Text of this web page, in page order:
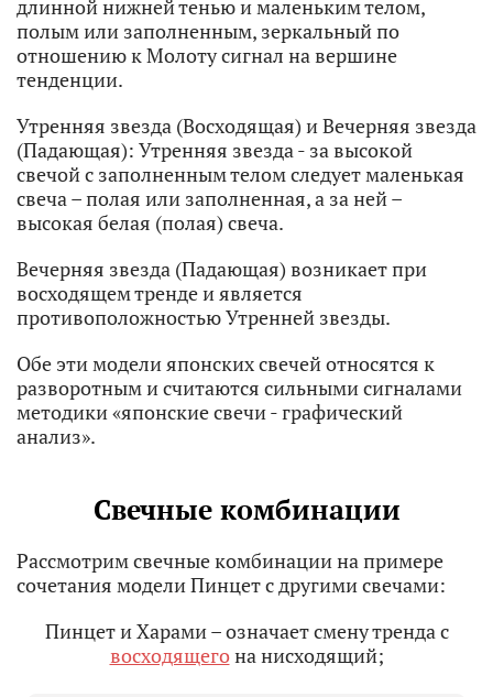
длинной нижней тенью и маленьким телом,
полым или заполненным, зеркальный по
отношению к Молоту сигнал на вершине
тенденции.
Утренняя звезда (Восходящая) и Вечерняя звезда
(Падающая): Утренняя звезда - за высокой
свечой с заполненным телом следует маленькая
свеча – полая или заполненная, а за ней –
высокая белая (полая) свеча.
Вечерняя звезда (Падающая) возникает при
восходящем тренде и является
противоположностью Утренней звезды.
Обе эти модели японских свечей относятся к
разворотным и считаются сильными сигналами
методики «японские свечи - графический
анализ».
Свечные комбинации
Рассмотрим свечные комбинации на примере
сочетания модели Пинцет с другими свечами:
Пинцет и Харами – означает смену тренда с
восходящегона нисходящий;